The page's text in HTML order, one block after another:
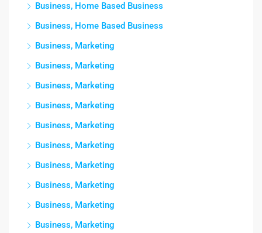
Business, Home Based Business
Business, Home Based Business
Business, Marketing
Business, Marketing
Business, Marketing
Business, Marketing
Business, Marketing
Business, Marketing
Business, Marketing
Business, Marketing
Business, Marketing
Business, Marketing